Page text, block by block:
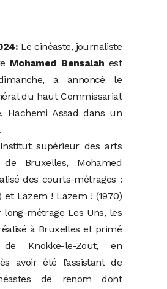
Le cinéaste, journaliste
Mohamed Bensalah est
a annoncé le
du haut Commissariat
Hachemi Assad dans un
supérieur des arts
Bruxelles, Mohamed
des courts-métrages :
et Lazem ! Lazem ! (1970)
métrage Les Uns, les
à Bruxelles et primé
Knokke-le-Zout, en
avoir été l’assistant de
de renom dont